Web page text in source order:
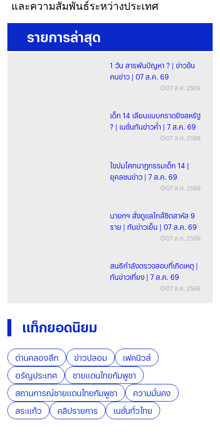
และความสัมพันธ์ระหว่างประเทศ
รายการล่าสุด
1 วัน สารพันปัญหา ? | ข่าวข้น
คนข่าว | 07 ส.ค. 69
07 ส.ค. 2569
เด็ก 14 เลียนแบบกราดยิงสหรัฐ
? | เนชั่นทันข่าวค่ำ | 7 ส.ค. 69
07 ส.ค. 2569
ไขปมโศกนาฏกรรมเด็ก 14 |
ยุคลชนข่าว | 7 ส.ค. 69
07 ส.ค. 2569
นายกฯ สั่งดูแลใกล้ชิดสาหัส 9
ราย | ทันข่าวเย็น | 07 ส.ค. 69
07 ส.ค. 2569
สนธิกำลังตรวจสอบที่เกิดเหตุ |
ทันข่าวเที่ยง | 7 ส.ค. 69
07 ส.ค. 2569
แท็กยอดนิยม
ด่านคลองลึก ข่าวปลอม
เฟคนิวส์
อรัญประเทศ
ชายแดนไทยกัมพูชา
สถานการณ์ชายแดนไทยกัมพูชา
ความมั่นคง
สระแก้ว
คลิปรายการ เนชั่นทั่วไทย